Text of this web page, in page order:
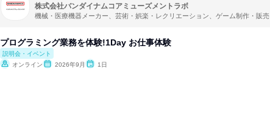
株式会社バンダイナムコアミューズメントラボ
機械・医療機器メーカー、芸術・娯楽・レクリエーション、ゲーム制作・販売
プログラミング業務を体験!1Day お仕事体験
説明会・イベント
オンライン
2026年9月 1日